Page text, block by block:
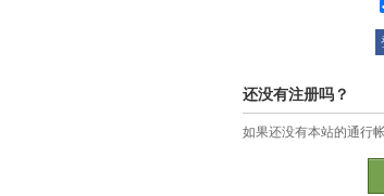
还没有注册吗？
如果还没有本站的通行